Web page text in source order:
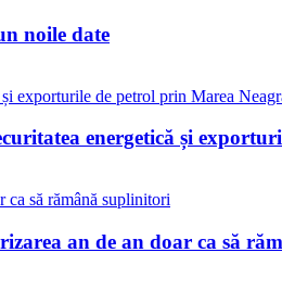
noile date
energetică și
an de an doar ca să